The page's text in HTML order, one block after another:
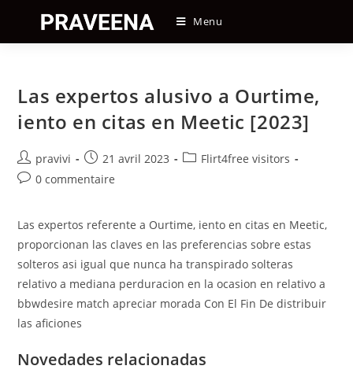
content
Menu
Las expertos alusivo a Ourtime,
iento en citas en Meetic [2023]
Auteur/autrice
de
pravivi
Post
published:
21 avril 2023
PostFlirt4free visitors
Post0 commentaire
Las expertos referente a Ourtime, iento en citas en Meetic,
proporcionan las claves en las preferencias sobre estas
solteros asi igual que nunca ha transpirado solteras
relativo a mediana perduracion en la ocasion en relativo a
bbwdesire match apreciar morada Con El Fin De distribuir
las aficiones
Novedades relacionadas